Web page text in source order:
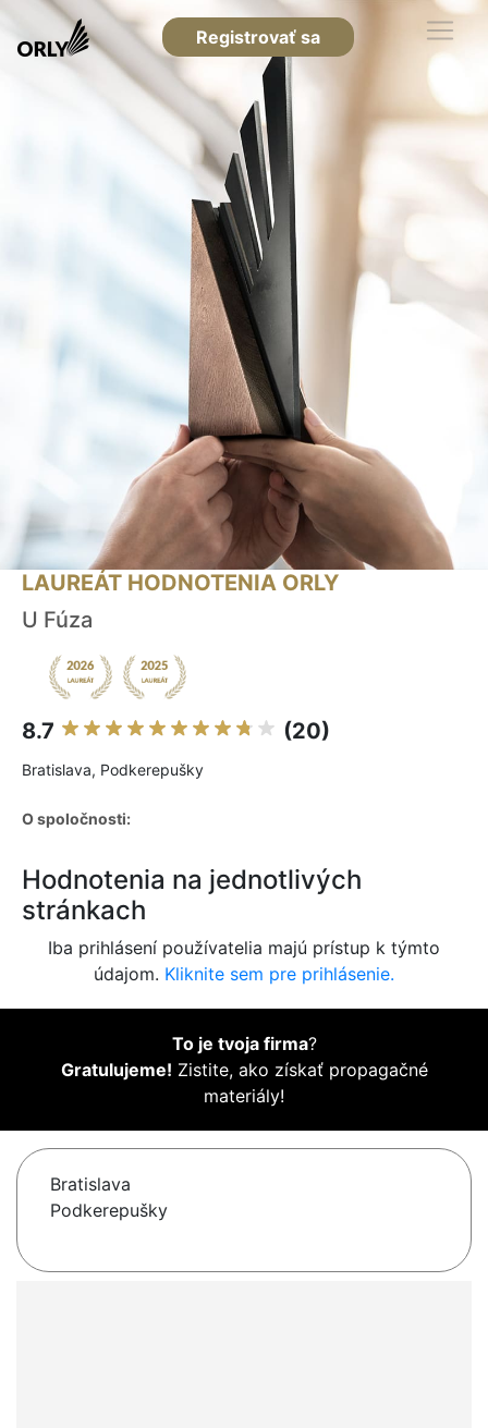
Registrovať sa
LAUREÁT HODNOTENIA ORLY
U Fúza
8.7 (20)
Bratislava, Podkerepušky
O spoločnosti:
Hodnotenia na jednotlivých
stránkach
Iba prihlásení používatelia majú prístup k týmto
údajom. Kliknite sem pre prihlásenie.
To je tvoja firma?
Gratulujeme! Zistite, ako získať propagačné
materiály!
Bratislava
Podkerepušky